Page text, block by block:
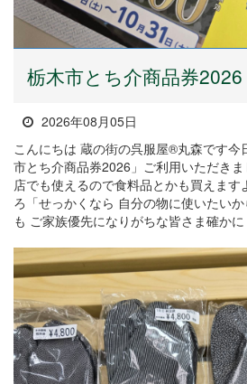
栃木市とち介商品券2026
2026年08月05日
こんにちは 蔵の街の呉服屋®丸森です今
市とち介商品券2026」ご利用いただき
店でも使えるので食料品とかも買えます
ろ「せっかくなら 自分の物に使いたい
も ご家族優先になりがちな皆さま確か